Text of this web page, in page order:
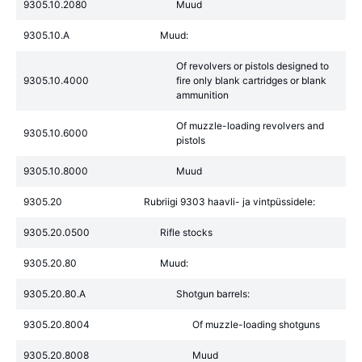
9305.10.2080 Muud
9305.10.A Muud:
9305.10.4000
Of revolvers or pistols designed to
fire only blank cartridges or blank
ammunition
9305.10.6000
Of muzzle-loading revolvers and
pistols
9305.10.8000 Muud
9305.20 Rubriigi 9303 haavli- ja vintpüssidele:
9305.20.0500 Rifle stocks
9305.20.80 Muud:
9305.20.80.A Shotgun barrels:
9305.20.8004 Of muzzle-loading shotguns
9305.20.8008 Muud